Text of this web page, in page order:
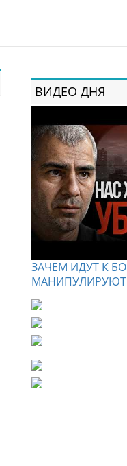
ВИДЕО ДНЯ
ЗАЧЕМ ИДУТ К
МАНИПУЛИРУЮТ